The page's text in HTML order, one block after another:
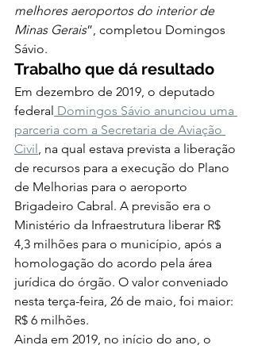
melhores aeroportos do interior de
Minas Gerais”, completou Domingos
Sávio.
Trabalho que dá resultado
Em dezembro de 2019, o deputado
federal Domingos Sávio anunciou uma
parceria com a Secretaria de Aviação
Civil, na qual estava prevista a liberação
de recursos para a execução do Plano
de Melhorias para o aeroporto
Brigadeiro Cabral. A previsão era o
Ministério da Infraestrutura liberar R$
4,3 milhões para o município, após a
homologação do acordo pela área
jurídica do órgão. O valor conveniado
nesta terça-feira, 26 de maio, foi maior:
R$ 6 milhões.
Ainda em 2019, no início do ano, o